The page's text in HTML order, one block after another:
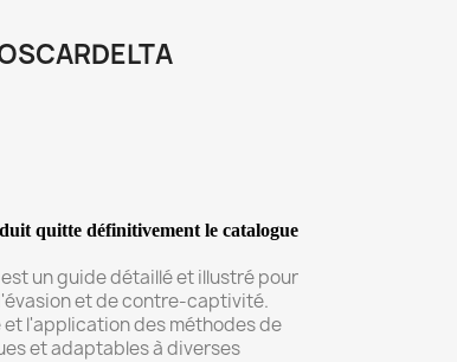
quitte définitivement le catalogue
un guide détaillé et illustré pour
et de contre-captivité.
l'application des méthodes de
et adaptables à diverses